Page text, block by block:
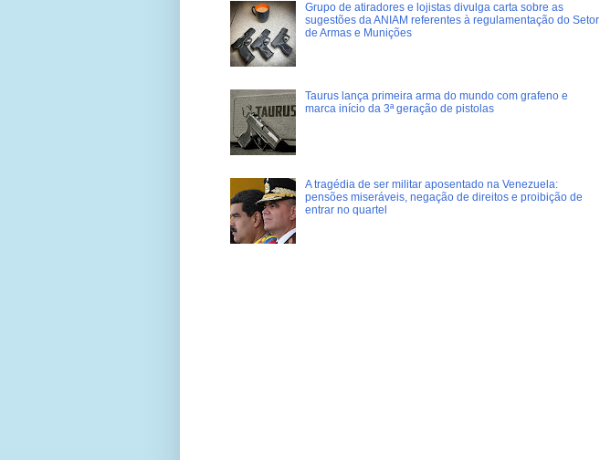
Grupo de atiradores e lojistas divulga carta sobre as
sugestões da ANIAM referentes à regulamentação do Setor
de Armas e Munições
Taurus lança primeira arma do mundo com grafeno e
marca início da 3ª geração de pistolas
A tragédia de ser militar aposentado na Venezuela:
pensões miseráveis, negação de direitos e proibição de
entrar no quartel